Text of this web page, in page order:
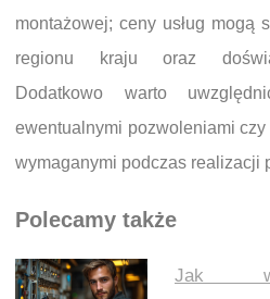
montażowej; ceny usług mogą
regionu kraju oraz
Dodatkowo warto
ewentualnymi pozwoleniami
wymaganymi podczas realizacji
Polecamy także
Jak